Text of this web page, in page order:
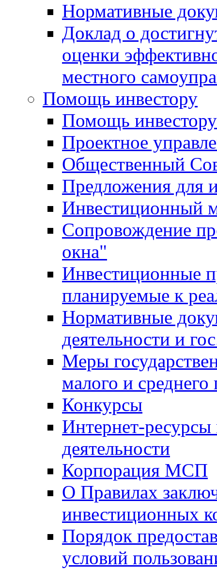
Нормативные
Доклад о
оценки
местного
Помощь инвестору
Помощь инвестору
Проектное
Общественный
Предложения для
Инвестиционный
Сопровождение
окна"
Инвестиционные
планируемые к
Нормативные
деятельности и
Меры
малого и среднего
Конкурсы
Интернет-
деятельности
Корпорация МСП
О Правилах
инвестиционных
Порядок
условий